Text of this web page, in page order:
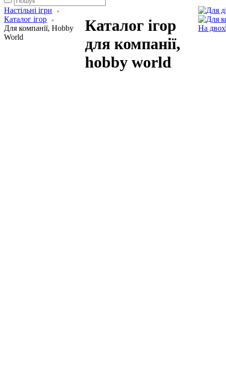
Настільні ігри
Каталог ігор
Для компанії, Hobby
World
Каталог ігор
для компанії,
hobby world
На двох